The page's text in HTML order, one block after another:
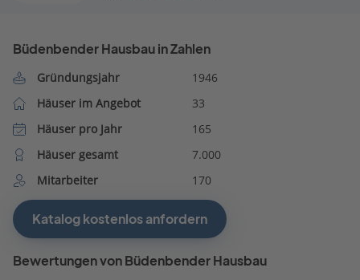
Büdenbender Hausbau in Zahlen
Gründungsjahr
1946
Häuser im Angebot
33
Häuser pro Jahr
165
Häuser gesamt
7.000
Mitarbeiter
170
Katalog kostenlos anfordern
Bewertungen von Büdenbender Hausbau